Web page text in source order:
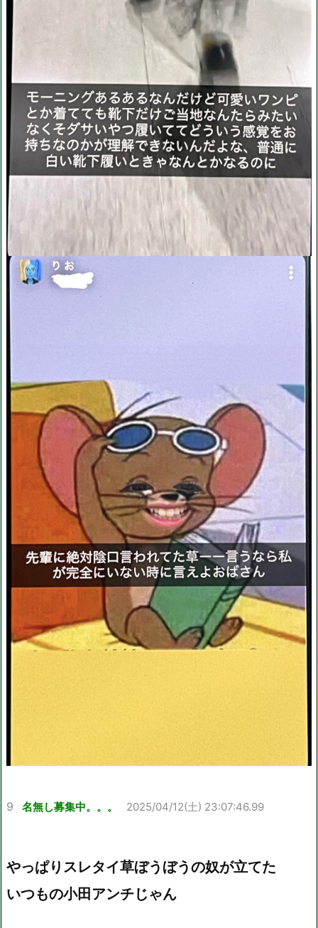
9 名無し募集中。。。 2025/04/12(土) 23:07:46.99
やっぱりスレタイ草ぼうぼうの奴が立てた
いつもの小田アンチじゃん